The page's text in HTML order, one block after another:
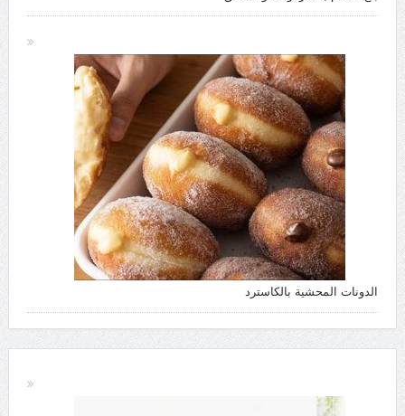
الدونات المحشية بالكاسترد